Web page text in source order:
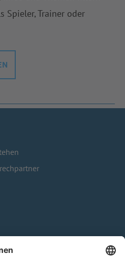
Spieler, Trainer oder